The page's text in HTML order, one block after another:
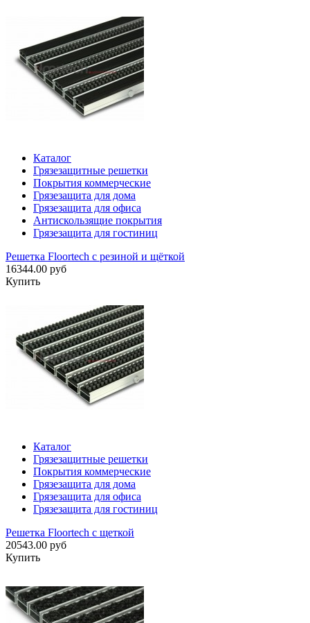
Каталог
Грязезащитные решетки
Покрытия коммерческие
Грязезащита для дома
Грязезащита для офиса
Антискользящие покрытия
Грязезащита для гостиниц
Решетка Floortech с резиной и щёткой
16344.00 руб
Купить
Каталог
Грязезащитные решетки
Покрытия коммерческие
Грязезащита для дома
Грязезащита для офиса
Грязезащита для гостиниц
Решетка Floortech с щеткой
20543.00 руб
Купить